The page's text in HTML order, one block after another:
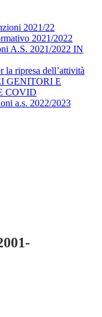
2021/22
2021/2022
A.S. 2021/2022 IN
la ripresa dell’attività
GENITORI E
COVID
a.s. 2022/2023